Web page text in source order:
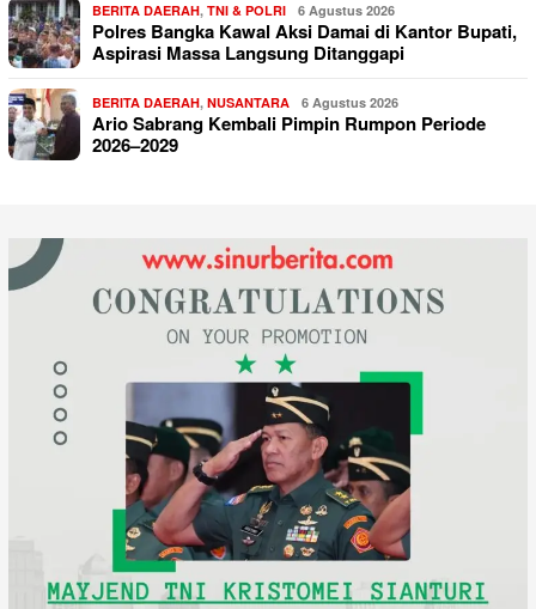
BERITA DAERAH, TNI & POLRI 6 Agustus 2026
Polres Bangka Kawal Aksi Damai di Kantor Bupati,
Aspirasi Massa Langsung Ditanggapi
BERITA DAERAH, NUSANTARA 6 Agustus 2026
Ario Sabrang Kembali Pimpin Rumpon Periode
2026–2029